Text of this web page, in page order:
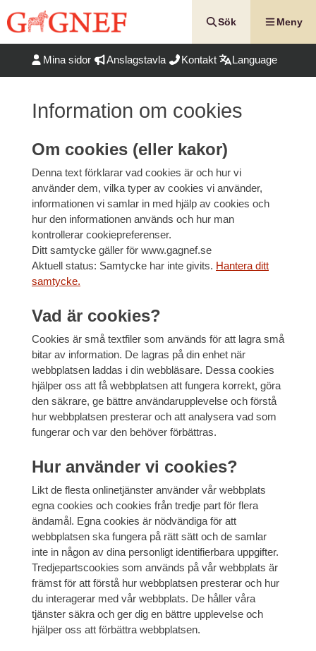
till
Sök Meny
Mina sidor Anslagstavla Kontakt Language
Information om cookies
Om cookies (eller kakor)
Denna text förklarar vad cookies är och hur vi
använder dem, vilka typer av cookies vi använder,
informationen vi samlar in med hjälp av cookies och
hur den informationen används och hur man
kontrollerar cookiepreferenser.
Ditt samtycke gäller för www.gagnef.se
Aktuell status: Samtycke har inte givits. Hantera ditt
samtycke.
Vad är cookies?
Cookies är små textfiler som används för att lagra små
bitar av information. De lagras på din enhet när
webbplatsen laddas i din webbläsare. Dessa cookies
hjälper oss att få webbplatsen att fungera korrekt, göra
den säkrare, ge bättre användarupplevelse och förstå
hur webbplatsen presterar och att analysera vad som
fungerar och var den behöver förbättras.
Hur använder vi cookies?
Likt de flesta onlinetjänster använder vår webbplats
egna cookies och cookies från tredje part för flera
ändamål. Egna cookies är nödvändiga för att
webbplatsen ska fungera på rätt sätt och de samlar
inte in någon av dina personligt identifierbara uppgifter.
Tredjepartscookies som används på vår webbplats är
främst för att förstå hur webbplatsen presterar och hur
du interagerar med vår webbplats. De håller våra
tjänster säkra och ger dig en bättre upplevelse och
hjälper oss att förbättra webbplatsen.